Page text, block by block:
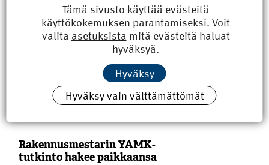
jäsenyhdistys,Juhani
Jaa
artikkeli
Rakennusmestarin YAMK-
tutkinto hakee paikkaansa
Tämä sivusto käyttää evästeitä
käyttökokemuksen parantamiseksi. Voit
valita asetuksista mitä evästeitä haluat
hyväksyä.
Hyväksy
Hyväksy vain välttämättömät